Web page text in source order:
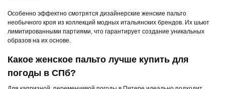
Особенно эффектно смотрятся дизайнерские женские пальто
необычного кроя из коллекций модных итальянских брендов. Их шьют
лимитированными партиями, что гарантирует создание уникальных
образов на их основе.
Какое женское пальто лучше купить для
погоды в СПб?